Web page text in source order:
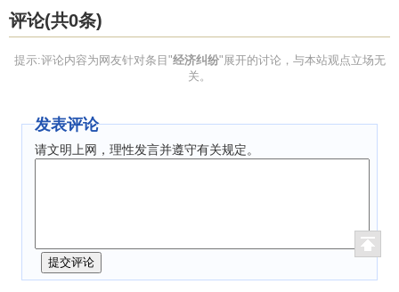
↑张长龙，黄善文，杨兴主编.经济法.北京交通大学出
版社,2010.08.
评论(共0条)
提示:评论内容为网友针对条目"经济纠纷"展开的讨论，与本站观点立场无
关。
发表评论
请文明上网，理性发言并遵守有关规定。